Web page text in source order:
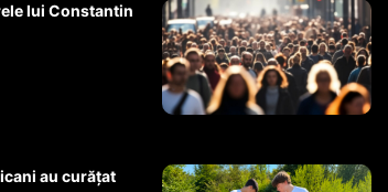
lui Constantin
au curățat